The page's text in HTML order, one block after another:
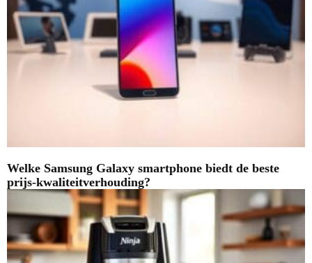
Welke Samsung Galaxy smartphone biedt de beste
prijs-kwaliteitverhouding?